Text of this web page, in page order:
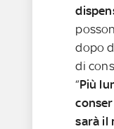
dopo
di
“Più
sarà il